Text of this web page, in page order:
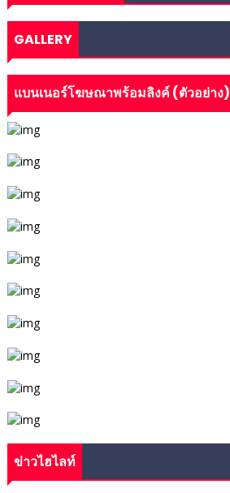
GALLERY
แบนเนอร์โฆษณาพร้อมลิงค์ (ตัวอย่าง)
ข่าวไฮไลท์